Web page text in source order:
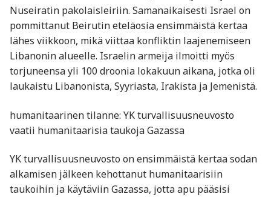
Nuseiratin pakolaisleiriin. Samanaikaisesti Israel on
pommittanut Beirutin eteläosia ensimmäistä kertaa
lähes viikkoon, mikä viittaa konfliktin laajenemiseen
Libanonin alueelle. Israelin armeija ilmoitti myös
torjuneensa yli 100 droonia lokakuun aikana, jotka oli
laukaistu Libanonista, Syyriasta, Irakista ja Jemenistä.
humanitaarinen tilanne: YK turvallisuusneuvosto
vaatii humanitaarisia taukoja Gazassa
YK turvallisuusneuvosto on ensimmäistä kertaa sodan
alkamisen jälkeen kehottanut humanitaarisiin
taukoihin ja käytäviin Gazassa, jotta apu pääsisi